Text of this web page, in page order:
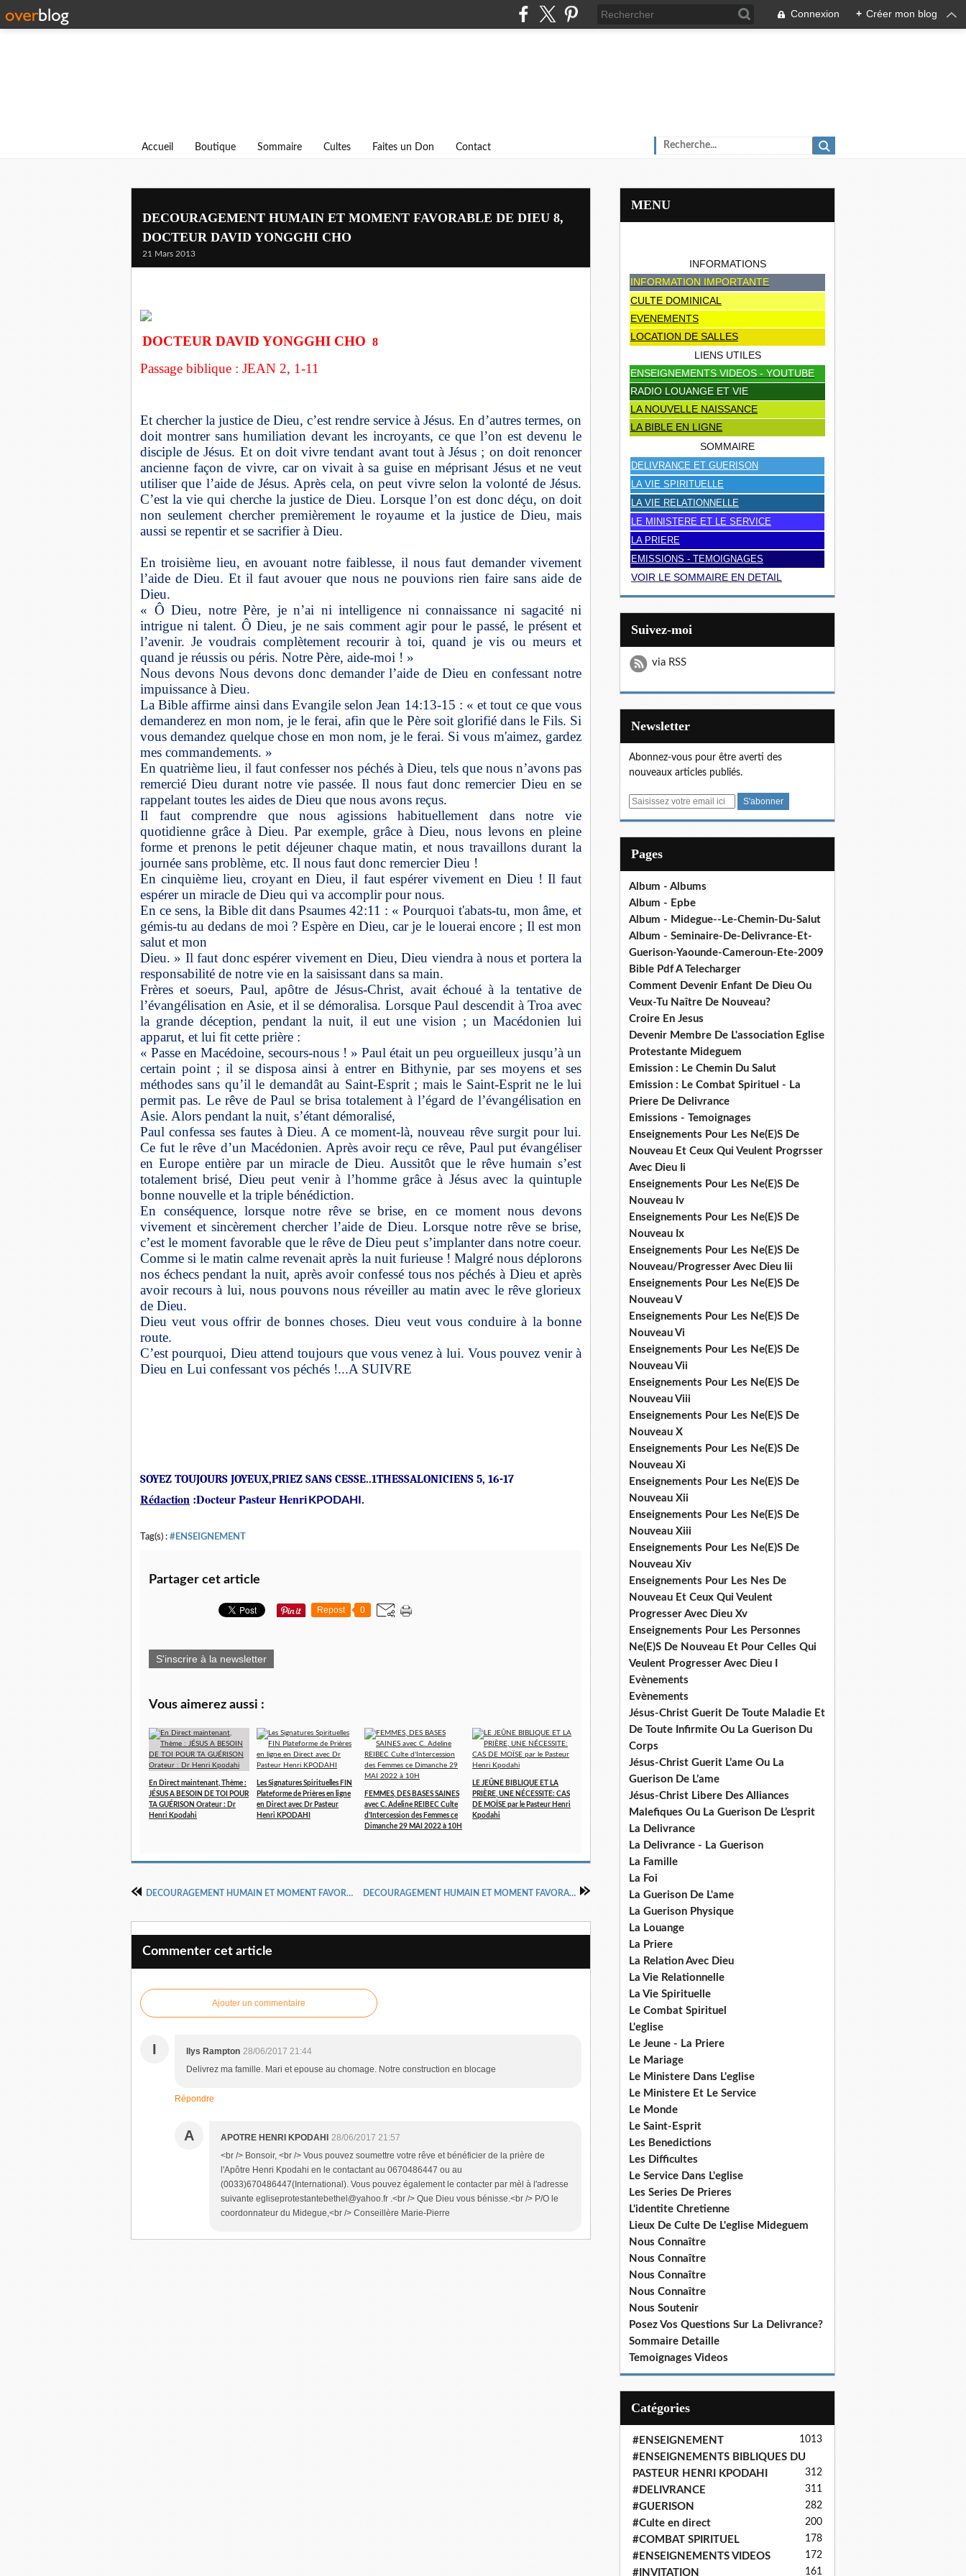
Connexion + Créer mon blog
Accueil Boutique Sommaire Cultes Faites un Don Contact
DECOURAGEMENT HUMAIN ET MOMENT FAVORABLE DE DIEU 8,
DOCTEUR DAVID YONGGHI CHO
21 Mars 2013
DOCTEUR DAVID YONGGHI CHO 8
Passage biblique : JEAN 2, 1-11
Et chercher la justice de Dieu, c’est rendre service à Jésus. En d’autres termes, on
doit montrer sans humiliation devant les incroyants, ce que l’on est devenu le
disciple de Jésus. Et on doit vivre tendant avant tout à Jésus ; on doit renoncer
ancienne façon de vivre, car on vivait à sa guise en méprisant Jésus et ne veut
utiliser que l’aide de Jésus. Après cela, on peut vivre selon la volonté de Jésus.
C’est la vie qui cherche la justice de Dieu. Lorsque l’on est donc déçu, on doit
non seulement chercher premièrement le royaume et la justice de Dieu, mais
aussi se repentir et se sacrifier à Dieu.
En troisième lieu, en avouant notre faiblesse, il nous faut demander vivement
l’aide de Dieu. Et il faut avouer que nous ne pouvions rien faire sans aide de
Dieu.
« Ô Dieu, notre Père, je n’ai ni intelligence ni connaissance ni sagacité ni
intrigue ni talent. Ô Dieu, je ne sais comment agir pour le passé, le présent et
l’avenir. Je voudrais complètement recourir à toi, quand je vis ou meurs et
quand je réussis ou péris. Notre Père, aide-moi ! »
Nous devons Nous devons donc demander l’aide de Dieu en confessant notre
impuissance à Dieu.
La Bible affirme ainsi dans Evangile selon Jean 14:13-15 : « et tout ce que vous
demanderez en mon nom, je le ferai, afin que le Père soit glorifié dans le Fils. Si
vous demandez quelque chose en mon nom, je le ferai. Si vous m'aimez, gardez
mes commandements. »
En quatrième lieu, il faut confesser nos péchés à Dieu, tels que nous n’avons pas
remercié Dieu durant notre vie passée. Il nous faut donc remercier Dieu en se
rappelant toutes les aides de Dieu que nous avons reçus.
Il faut comprendre que nous agissions habituellement dans notre vie
quotidienne grâce à Dieu. Par exemple, grâce à Dieu, nous levons en pleine
forme et prenons le petit déjeuner chaque matin, et nous travaillons durant la
journée sans problème, etc. Il nous faut donc remercier Dieu !
En cinquième lieu, croyant en Dieu, il faut espérer vivement en Dieu ! Il faut
espérer un miracle de Dieu qui va accomplir pour nous.
En ce sens, la Bible dit dans Psaumes 42:11 : « Pourquoi t'abats-tu, mon âme, et
gémis-tu au dedans de moi ? Espère en Dieu, car je le louerai encore ; Il est mon
salut et mon
Dieu. » Il faut donc espérer vivement en Dieu, Dieu viendra à nous et portera la
responsabilité de notre vie en la saisissant dans sa main.
Frères et soeurs, Paul, apôtre de Jésus-Christ, avait échoué à la tentative de
l’évangélisation en Asie, et il se démoralisa. Lorsque Paul descendit à Troa avec
la grande déception, pendant la nuit, il eut une vision ; un Macédonien lui
apparut, et lui fit cette prière :
« Passe en Macédoine, secours-nous ! » Paul était un peu orgueilleux jusqu’à un
certain point ; il se disposa ainsi à entrer en Bithynie, par ses moyens et ses
méthodes sans qu’il le demandât au Saint-Esprit ; mais le Saint-Esprit ne le lui
permit pas. Le rêve de Paul se brisa totalement à l’égard de l’évangélisation en
Asie. Alors pendant la nuit, s’étant démoralisé,
Paul confessa ses fautes à Dieu. A ce moment-là, nouveau rêve surgit pour lui.
Ce fut le rêve d’un Macédonien. Après avoir reçu ce rêve, Paul put évangéliser
en Europe entière par un miracle de Dieu. Aussitôt que le rêve humain s’est
totalement brisé, Dieu peut venir à l’homme grâce à Jésus avec la quintuple
bonne nouvelle et la triple bénédiction.
En conséquence, lorsque notre rêve se brise, en ce moment nous devons
vivement et sincèrement chercher l’aide de Dieu. Lorsque notre rêve se brise,
c’est le moment favorable que le rêve de Dieu peut s’implanter dans notre coeur.
Comme si le matin calme revenait après la nuit furieuse ! Malgré nous déplorons
nos échecs pendant la nuit, après avoir confessé tous nos péchés à Dieu et après
avoir recours à lui, nous pouvons nous réveiller au matin avec le rêve glorieux
de Dieu.
Dieu veut vous offrir de bonnes choses. Dieu veut vous conduire à la bonne
route.
C’est pourquoi, Dieu attend toujours que vous venez à lui. Vous pouvez venir à
Dieu en Lui confessant vos péchés !...A SUIVRE
SOYEZ TOUJOURS JOYEUX,PRIEZ SANS CESSE..1THESSALONICIENS 5, 16-17
Rédaction :Docteur Pasteur Henri KPODAHI.
Tag(s) : #ENSEIGNEMENT
Partager cet article
Repost 0
S'inscrire à la newsletter
Vous aimerez aussi :
En Direct maintenant, Thème :
JÉSUS A BESOIN DE TOI POUR
TA GUÉRISON Orateur : Dr
Henri Kpodahi
Les Signatures Spirituelles FIN
Plateforme de Prières en ligne
en Direct avec Dr Pasteur
Henri KPODAHI
FEMMES, DES BASES SAINES
avec C. Adeline REIBEC Culte
d'Intercession des Femmes ce
Dimanche 29 MAI 2022 à 10H
LE JEÛNE BIBLIQUE ET LA
PRIÈRE, UNE NÉCESSITE: CAS
DE MOÏSE par le Pasteur Henri
Kpodahi
DECOURAGEMENT HUMAIN ET MOMENT FAVORABLE DE DIEU 7, DOCTEUR DAVID YONGGHI CHO DECOURAGEMENT HUMAIN ET MOMENT FAVORABLE DE DIEU FIN, DOCTEUR DAVID YONGGHI CHO
Commenter cet article
Ajouter un commentaire
I Ilys Rampton 28/06/2017 21:44
Delivrez ma famille. Mari et epouse au chomage. Notre construction en blocage
Répondre
A APOTRE HENRI KPODAHI
28/06/2017 21:57
<br /> Bonsoir, <br /> Vous pouvez soumettre votre rêve et bénéficier de la prière de
l'Apôtre Henri Kpodahi en le contactant au 0670486447 ou au
(0033)670486447(International). Vous pouvez également le contacter par mèl à l'adresse
suivante egliseprotestantebethel@yahoo.fr .<br /> Que Dieu vous bénisse.<br /> P/O le
coordonnateur du Midegue,<br /> Conseillère Marie-Pierre
MENU
INFORMATIONS
INFORMATION IMPORTANTE
CULTE DOMINICAL
EVENEMENTS
LOCATION DE SALLES
LIENS UTILES
ENSEIGNEMENTS VIDEOS - YOUTUBE
RADIO LOUANGE ET VIE
LA NOUVELLE NAISSANCE
LA BIBLE EN LIGNE
SOMMAIRE
DELIVRANCE ET GUERISON
LA VIE SPIRITUELLE
LA VIE RELATIONNELLE
LE MINISTERE ET LE SERVICE
LA PRIERE
EMISSIONS - TEMOIGNAGES
VOIR LE SOMMAIRE EN DETAIL
Suivez-moi
via RSS
Newsletter
Abonnez-vous pour être averti des
nouveaux articles publiés.
E
Pages
Album - Albums
Album - Epbe
Album - Midegue--Le-Chemin-Du-Salut
Album - Seminaire-De-Delivrance-Et-
Guerison-Yaounde-Cameroun-Ete-2009
Bible Pdf A Telecharger
Comment Devenir Enfant De Dieu Ou
Veux-Tu Naître De Nouveau?
Croire En Jesus
Devenir Membre De L'association Eglise
Protestante Mideguem
Emission : Le Chemin Du Salut
Emission : Le Combat Spirituel - La
Priere De Delivrance
Emissions - Temoignages
Enseignements Pour Les Ne(E)S De
Nouveau Et Ceux Qui Veulent Progrsser
Avec Dieu Ii
Enseignements Pour Les Ne(E)S De
Nouveau Iv
Enseignements Pour Les Ne(E)S De
Nouveau Ix
Enseignements Pour Les Ne(E)S De
Nouveau/Progresser Avec Dieu Iii
Enseignements Pour Les Ne(E)S De
Nouveau V
Enseignements Pour Les Ne(E)S De
Nouveau Vi
Enseignements Pour Les Ne(E)S De
Nouveau Vii
Enseignements Pour Les Ne(E)S De
Nouveau Viii
Enseignements Pour Les Ne(E)S De
Nouveau X
Enseignements Pour Les Ne(E)S De
Nouveau Xi
Enseignements Pour Les Ne(E)S De
Nouveau Xii
Enseignements Pour Les Ne(E)S De
Nouveau Xiii
Enseignements Pour Les Ne(E)S De
Nouveau Xiv
Enseignements Pour Les Nes De
Nouveau Et Ceux Qui Veulent
Progresser Avec Dieu Xv
Enseignements Pour Les Personnes
Ne(E)S De Nouveau Et Pour Celles Qui
Veulent Progresser Avec Dieu I
Evènements
Evènements
Jésus-Christ Guerit De Toute Maladie Et
De Toute Infirmite Ou La Guerison Du
Corps
Jésus-Christ Guerit L’ame Ou La
Guerison De L’ame
Jésus-Christ Libere Des Alliances
Malefiques Ou La Guerison De L’esprit
La Delivrance
La Delivrance - La Guerison
La Famille
La Foi
La Guerison De L'ame
La Guerison Physique
La Louange
La Priere
La Relation Avec Dieu
La Vie Relationnelle
La Vie Spirituelle
Le Combat Spirituel
L'eglise
Le Jeune - La Priere
Le Mariage
Le Ministere Dans L'eglise
Le Ministere Et Le Service
Le Monde
Le Saint-Esprit
Les Benedictions
Les Difficultes
Le Service Dans L'eglise
Les Series De Prieres
L'identite Chretienne
Lieux De Culte De L'eglise Mideguem
Nous Connaître
Nous Connaître
Nous Connaître
Nous Connaître
Nous Soutenir
Posez Vos Questions Sur La Delivrance?
Sommaire Detaille
Temoignages Videos
Catégories
#ENSEIGNEMENT 1013
#ENSEIGNEMENTS BIBLIQUES DU
PASTEUR HENRI KPODAHI
312
#DELIVRANCE 311
#GUERISON 282
#Culte en direct 200
#COMBAT SPIRITUEL 178
#ENSEIGNEMENTS VIDEOS 172
#INVITATION 161